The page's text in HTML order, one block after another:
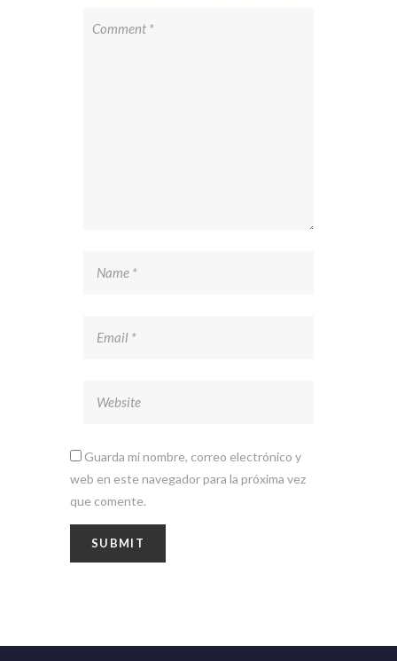
Guarda mi nombre, correo electrónico y
web en este navegador para la próxima vez
que comente.